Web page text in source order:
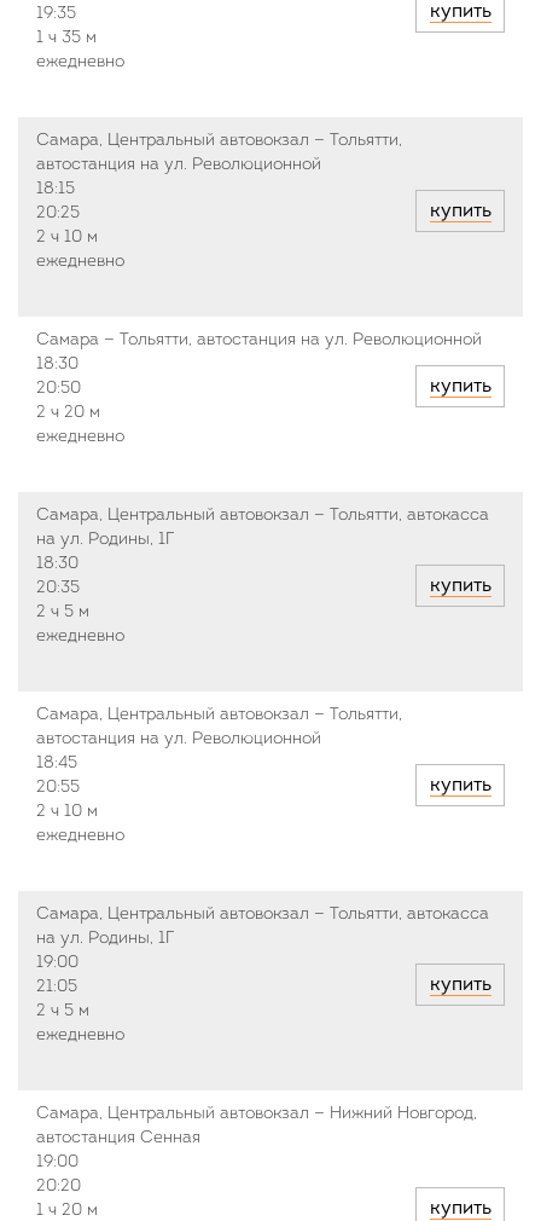
19:35
1 ч 35 м
ежедневно
купить
Самара, Центральный автовокзал — Тольятти,
автостанция на ул. Революционной
18:15
20:25
2 ч 10 м
ежедневно
купить
Самара — Тольятти, автостанция на ул. Революционной
18:30
20:50
2 ч 20 м
ежедневно
купить
Самара, Центральный автовокзал — Тольятти, автокасса
на ул. Родины, 1Г
18:30
20:35
2 ч 5 м
ежедневно
купить
Самара, Центральный автовокзал — Тольятти,
автостанция на ул. Революционной
18:45
20:55
2 ч 10 м
ежедневно
купить
Самара, Центральный автовокзал — Тольятти, автокасса
на ул. Родины, 1Г
19:00
21:05
2 ч 5 м
ежедневно
купить
Самара, Центральный автовокзал — Нижний Новгород,
автостанция Сенная
19:00
20:20
1 ч 20 м
купить